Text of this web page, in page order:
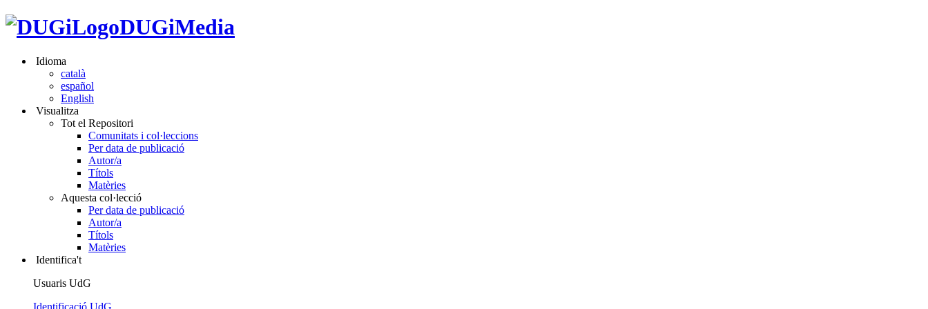
DUGiMedia
Idioma
català
español
English
Visualitza
Tot el Repositori
Comunitats i col·leccions
Per data de publicació
Autor/a
Títols
Matèries
Aquesta col·lecció
Per data de publicació
Autor/a
Títols
Matèries
Identifica't
Usuaris UdG
Identificació UdG